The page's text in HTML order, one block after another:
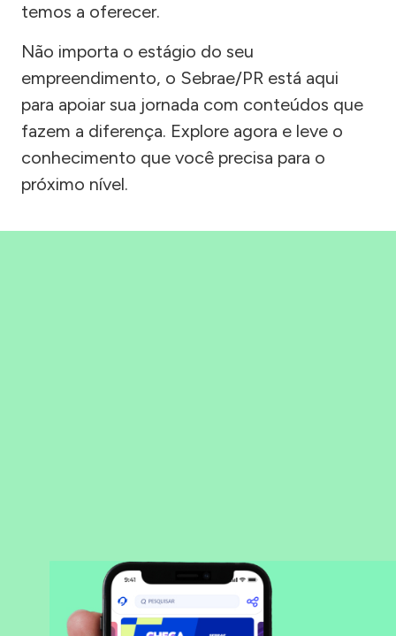
temos a oferecer.
Não importa o estágio do seu
empreendimento, o Sebrae/PR está aqui
para apoiar sua jornada com conteúdos que
fazem a diferença. Explore agora e leve o
conhecimento que você precisa para o
próximo nível.